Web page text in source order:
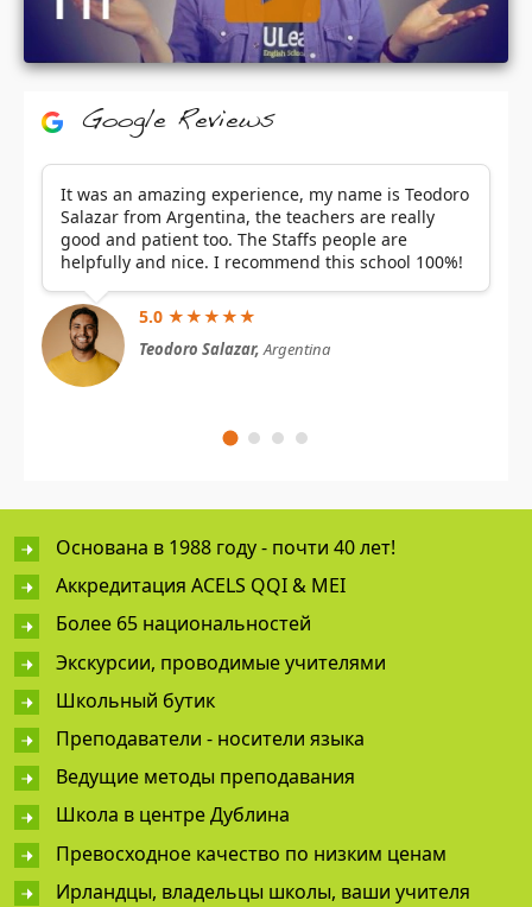
Google Reviews
It was an amazing experience, my name is Teodoro
Salazar from Argentina, the teachers are really
good and patient too. The Staffs people are
helpfully and nice. I recommend this school 100%!
5.0 ★★★★★
Teodoro Salazar,Argentina
Основана в 1988 году - почти 40 лет!
Аккредитация ACELS QQI & MEI
Более 65 национальностей
Экскурсии, проводимые учителями
Школьный бутик
Преподаватели - носители языка
Ведущие методы преподавания
Школа в центре Дублина
Превосходное качество по низким ценам
Ирландцы, владельцы школы, ваши учителя